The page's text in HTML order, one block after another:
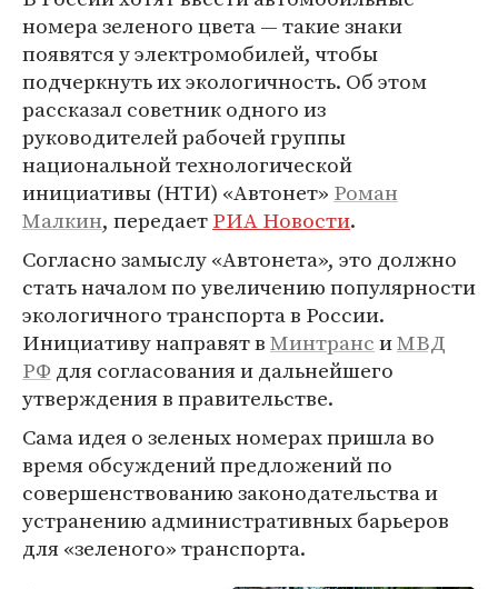
номера зеленого цвета — такие знаки
появятся у электромобилей, чтобы
подчеркнуть их экологичность. Об этом
рассказал советник одного из
руководителей рабочей группы
национальной технологической
инициативы (НТИ) «Автонет» Роман
Малкин, передаетРИА Новости.
Согласно замыслу «Автонета», это должно
стать началом по увеличению популярности
экологичного транспорта в России.
Инициативу направят вМинтрансиМВД
РФ для согласования и дальнейшего
утверждения в правительстве.
Сама идея о зеленых номерах пришла во
время обсуждений предложений по
совершенствованию законодательства и
устранению административных барьеров
для «зеленого» транспорта.